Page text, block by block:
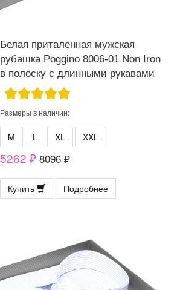
Белая приталенная мужская
рубашка Poggino 8006-01 Non Iron
в полоску с длинными рукавами
Размеры в наличии:
M L XL XXL
5262 ₽ 8096 ₽
Купить Подробнее